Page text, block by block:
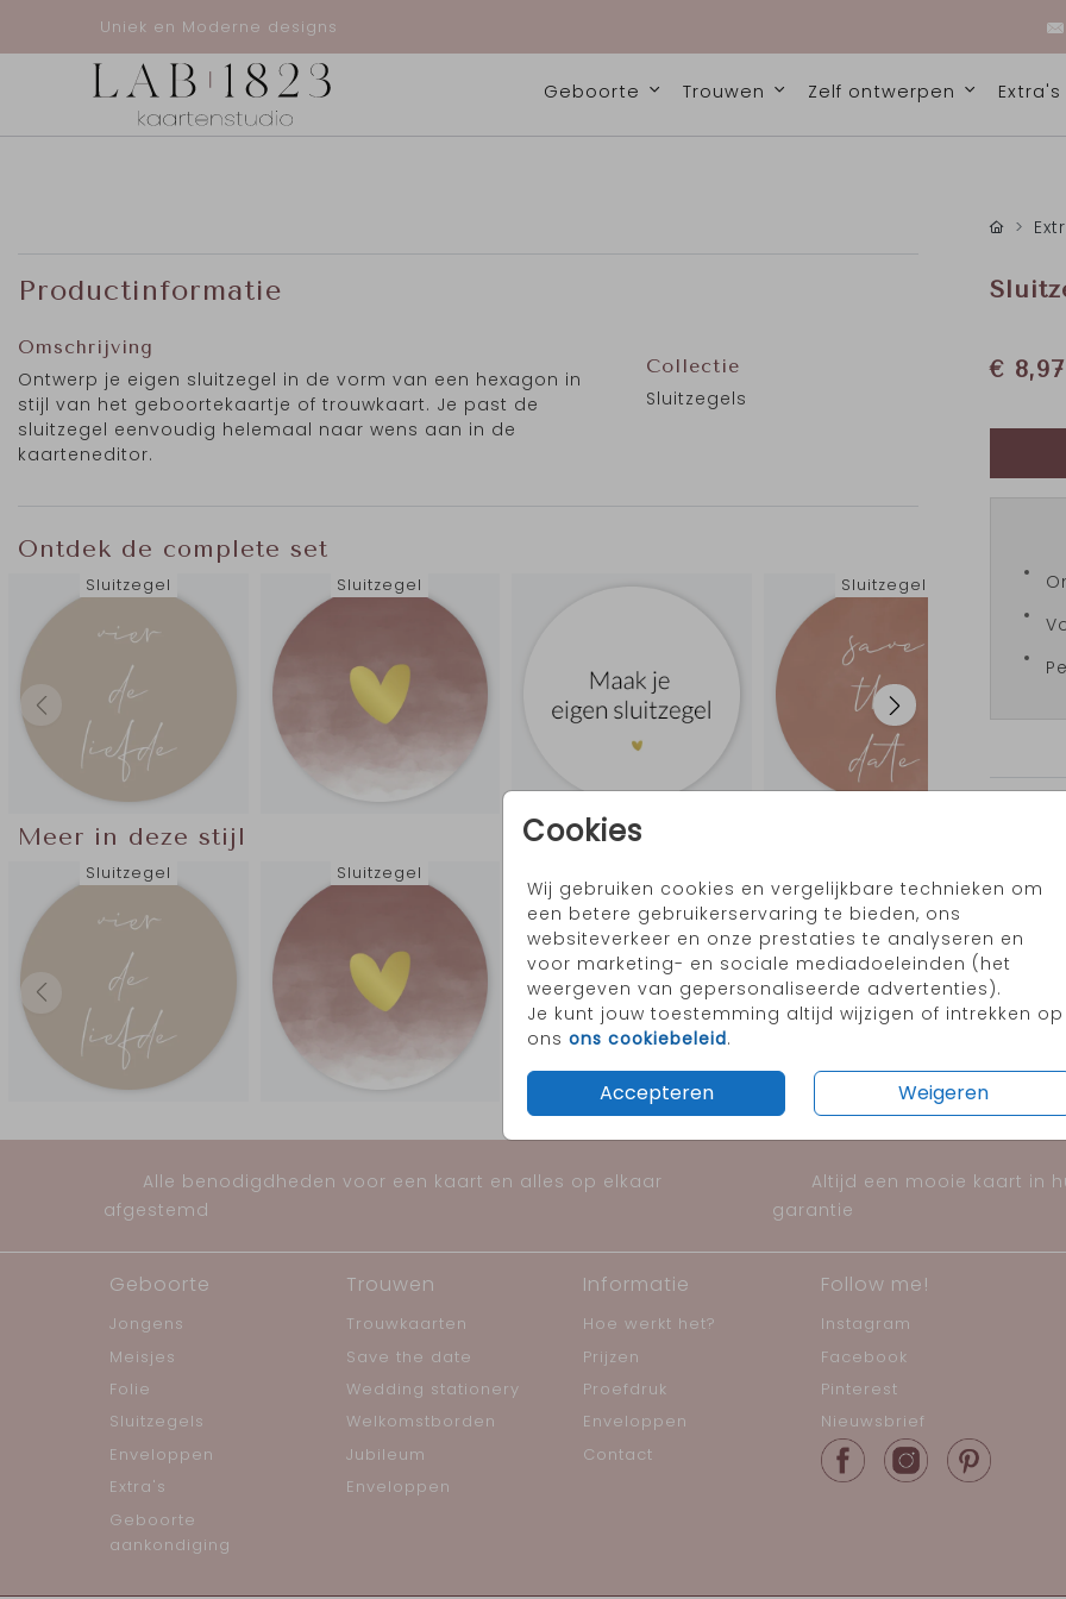
Uniek en Moderne designs
Geboorte Trouwen Zelf ontwerpen Extra's
Cookies
Wij gebruiken cookies en vergelijkbare technieken om
een betere gebruikerservaring te bieden, ons
websiteverkeer en onze prestaties te analyseren en
voor marketing- en sociale mediadoeleinden (het
weergeven van gepersonaliseerde advertenties).
Je kunt jouw toestemming altijd wijzigen of intrekken op
ons ons cookiebeleid.
Accepteren Weigeren
Productinformatie
Omschrijving
Ontwerp je eigen sluitzegel in de vorm van een hexagon in
stijl van het geboortekaartje of trouwkaart. Je past de
sluitzegel eenvoudig helemaal naar wens aan in de
kaarteneditor.
Collectie
Sluitzegels
Ontdek de complete set
Sluitzegel Sluitzegel Sluitzegel
Meer in deze stijl
Sluitzegel Sluitzegel
€ 8,97
Alle benodigdheden voor een kaart en alles op elkaar
afgestemd
Altijd een mooie kaart in
garantie
Geboorte
Jongens
Meisjes
Folie
Sluitzegels
Enveloppen
Extra's
Geboorte
aankondiging
Trouwen
Trouwkaarten
Save the date
Wedding stationery
Welkomstborden
Jubileum
Enveloppen
Informatie
Hoe werkt het?
Prijzen
Proefdruk
Enveloppen
Contact
Follow me!
Instagram
Facebook
Pinterest
Nieuwsbrief